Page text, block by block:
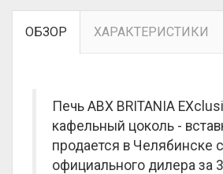
ОБЗОР ХАРАКТЕРИСТИКИ
Печь ABX BRITANIA
кафельный цоколь -
продается в Челябинске
официального дилера за